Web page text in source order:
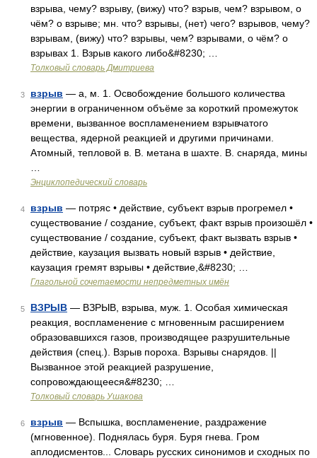
взрыва, чему? взрыву, (вижу) что? взрыв, чем? взрывом, о
чём? о взрыве; мн. что? взрывы, (нет) чего? взрывов, чему?
взрывам, (вижу) что? взрывы, чем? взрывами, о чём? о
взрывах 1. Взрыв какого либо&#8230; …
Толковый словарь Дмитриева
3 взрыв — а, м. 1. Освобождение большого количества
энергии в ограниченном объёме за короткий промежуток
времени, вызванное воспламенением взрывчатого
вещества, ядерной реакцией и другими причинами.
Атомный, тепловой в. В. метана в шахте. В. снаряда, мины
Энциклопедический словарь
4 взрыв — потряс • действие, субъект взрыв прогремел •
существование / создание, субъект, факт взрыв произошёл •
существование / создание, субъект, факт вызвать взрыв •
действие, каузация вызвать новый взрыв • действие,
каузация гремят взрывы • действие,&#8230; …
Глагольной сочетаемости непредметных имён
5 ВЗРЫВ — ВЗРЫВ, взрыва, муж. 1. Особая химическая
реакция, воспламенение с мгновенным расширением
образовавшихся газов, производящее разрушительные
действия (спец.). Взрыв пороха. Взрывы снарядов. ||
Вызванное этой реакцией разрушение,
сопровождающееся&#8230; …
Толковый словарь Ушакова
6 взрыв — Вспышка, воспламенение, раздражение
(мгновенное). Поднялась буря. Буря гнева. Гром
аплодисментов... Словарь русских синонимов и сходных по